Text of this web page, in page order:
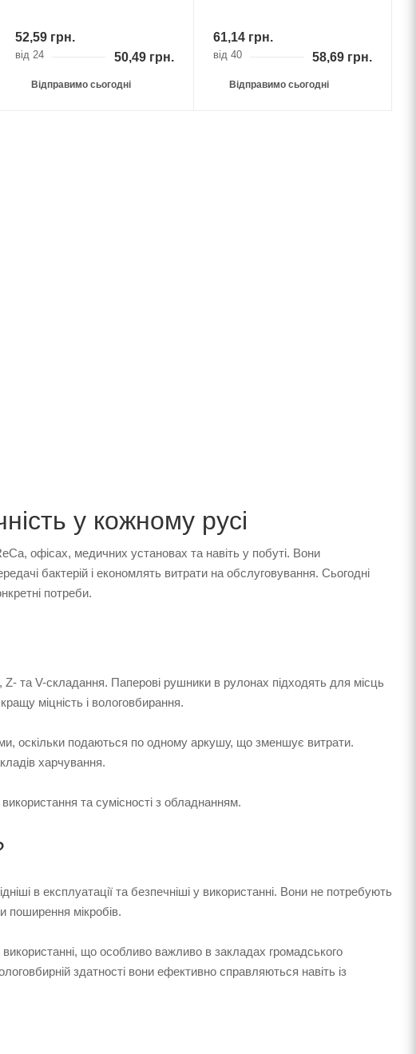
52,59грн.
від 24 50,49грн.
Відправимо сьогодні
61,14грн.
від 40 58,69 грн.
Відправимо сьогодні
у кожному русі
офісах, медичних установах та навіть у побуті. Вони
бактерій і економлять витрати на обслуговування. Сьогодні
потреби.
Z- та V-складання. Паперові рушники в рулонах підходять для місць
міцність і вологовбирання.
оскільки подаються по одному аркушу, що зменшує витрати.
харчування.
та сумісності з обладнанням.
в експлуатації та безпечніші у використанні. Вони не потребують
поширення мікробів.
що особливо важливо в закладах громадського
здатності вони ефективно справляються навіть із